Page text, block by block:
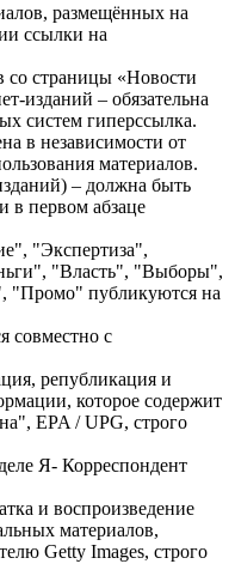
размещённых на
ссылки на
со страницы «Новости
изданий – обязательна
систем гиперссылка.
в независимости от
материалов.
– должна быть
в первом абзаце
"Экспертиза",
"Власть", "Выборы",
"Промо" публикуются на
совместно с
републикация и
которое содержит
EPA / UPG, строго
Я- Корреспондент
и воспроизведение
материалов,
Getty Images, строго